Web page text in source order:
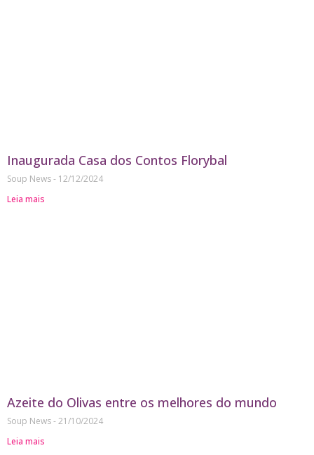
Inaugurada Casa dos Contos Florybal
Soup News
12/12/2024
Leia mais
Azeite do Olivas entre os melhores do mundo
Soup News 21/10/2024
Leia mais